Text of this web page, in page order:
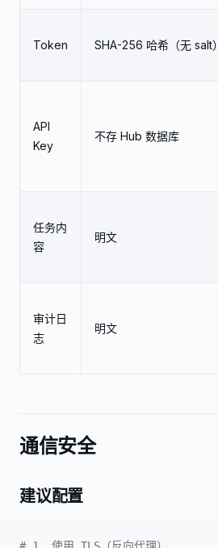
Token SHA-256 哈希（无 salt）
API
Key
不存 Hub 数据库
任务内
容
明文
审计日
志
明文
通信安全
建议配置